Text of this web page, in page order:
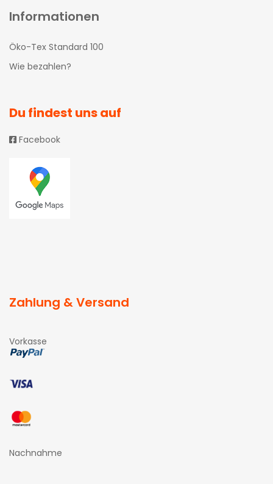
Informationen
Öko-Tex Standard 100
Wie bezahlen?
Du findest uns auf
Facebook
Zahlung & Versand
Vorkasse
Nachnahme